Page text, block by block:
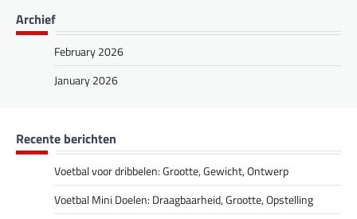
Archief
February 2026
January 2026
Recente berichten
Voetbal voor dribbelen: Grootte, Gewicht, Ontwerp
Voetbal Mini Doelen: Draagbaarheid, Grootte, Opstelling